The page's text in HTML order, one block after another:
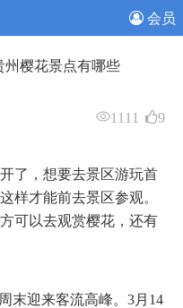
会员
州樱花景点有哪些
1111 9
了，想要去景区游玩首
样才能前去景区参观。
可以去观赏樱花，还有
末迎来客流高峰。3月14